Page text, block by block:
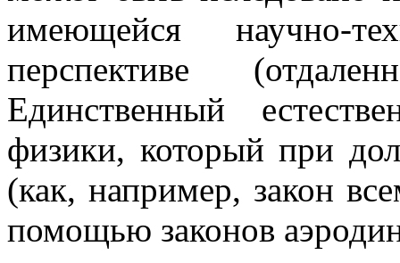
имеющейся научно-
перспективе
Единственный
физики, который при
(как, например, закон
помощью законов